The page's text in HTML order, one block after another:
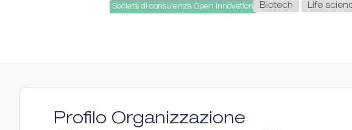
Società di consulenza Open Innovation Biotech Life
Profilo Organizzazione